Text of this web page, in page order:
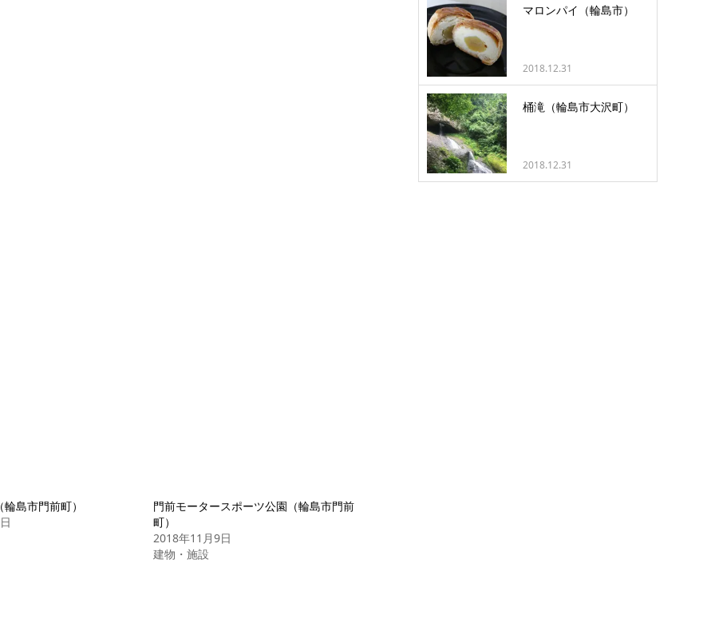
島市門前町）
門前モータースポーツ公園（輪島市門前
町）
2018年11月9日
建物・施設
マロンパイ（輪島市）
2018.12.31
桶滝（輪島市大沢町）
2018.12.31